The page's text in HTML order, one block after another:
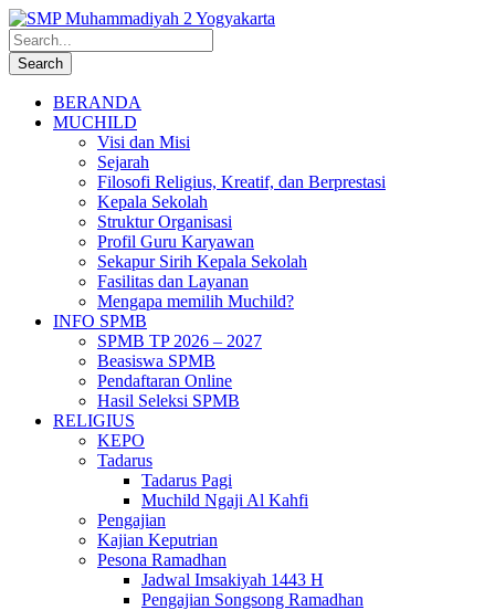
BERANDA
MUCHILD
Visi dan Misi
Sejarah
Filosofi Religius, Kreatif, dan Berprestasi
Kepala Sekolah
Struktur Organisasi
Profil Guru Karyawan
Sekapur Sirih Kepala Sekolah
Fasilitas dan Layanan
Mengapa memilih Muchild?
INFO SPMB
SPMB TP 2026 – 2027
Beasiswa SPMB
Pendaftaran Online
Hasil Seleksi SPMB
RELIGIUS
KEPO
Tadarus
Tadarus Pagi
Muchild Ngaji Al Kahfi
Pengajian
Kajian Keputrian
Pesona Ramadhan
Jadwal Imsakiyah 1443 H
Pengajian Songsong Ramadhan